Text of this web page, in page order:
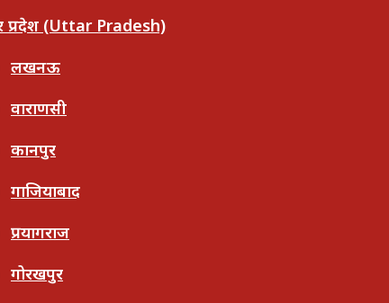
प्रदेश (Uttar Pradesh)
लखनऊ
वाराणसी
कानपुर
गाजियाबाद
प्रयागराज
गोरखपुर